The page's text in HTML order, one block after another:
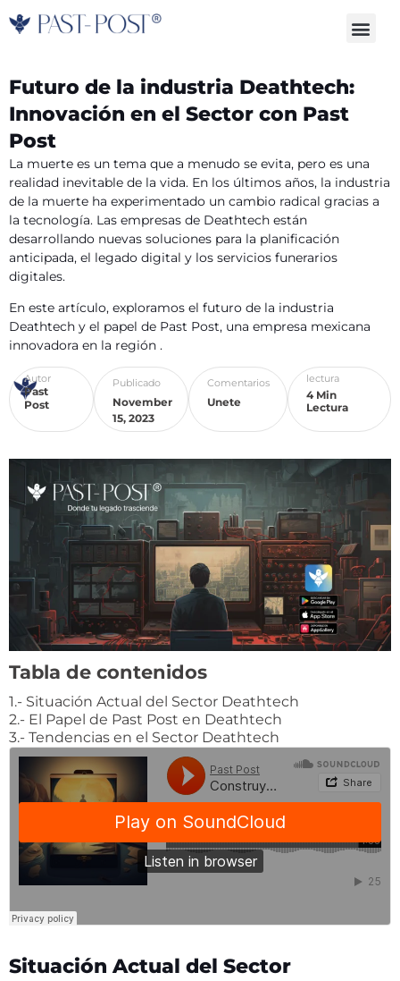
to
Autor
Past
Post
Publicado
November
15, 2023
Comentarios
Unete
lectura
4 Min
Lectura
Futuro de la industria Deathtech:
Innovación en el Sector con Past
Post
La muerte es un tema que a menudo se evita, pero es una
realidad inevitable de la vida. En los últimos años, la industria
de la muerte ha experimentado un cambio radical gracias a
la tecnología. Las empresas de Deathtech están
desarrollando nuevas soluciones para la planificación
anticipada, el legado digital y los servicios funerarios
digitales.
En este artículo, exploramos el futuro de la industria
Deathtech y el papel de Past Post, una empresa mexicana
innovadora en la región .
Tabla de contenidos
1.- Situación Actual del Sector Deathtech
2.- El Papel de Past Post en Deathtech
3.- Tendencias en el Sector Deathtech
Situación Actual del Sector